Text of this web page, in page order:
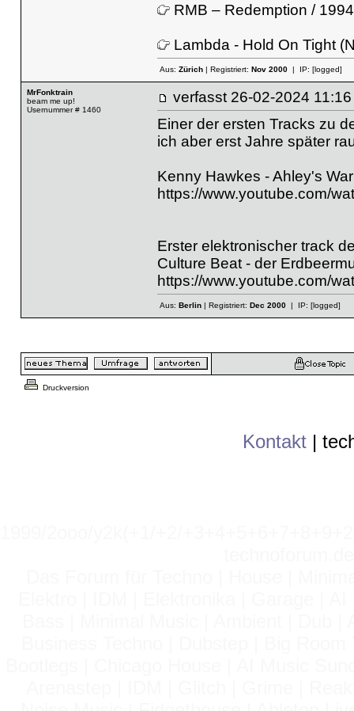
RMB – Redemption / 1994
Lambda - Hold On Tight
Aus: Zürich| Registriert: Nov 2000| IP: [logged]
MrFonktrain
beam me up!
Usernummer # 1460
verfasst 26-02-2024
Einer der ersten Tracks zu
ich aber erst Jahre später
Kenny Hawkes - Ahley's War
https://www.youtube.com/
Erster elektronischer track
Culture Beat - der
https://www.youtube.com/
Aus: Berlin| Registriert: Dec 2000| IP: [logged]
Druckversion
Kontakt |